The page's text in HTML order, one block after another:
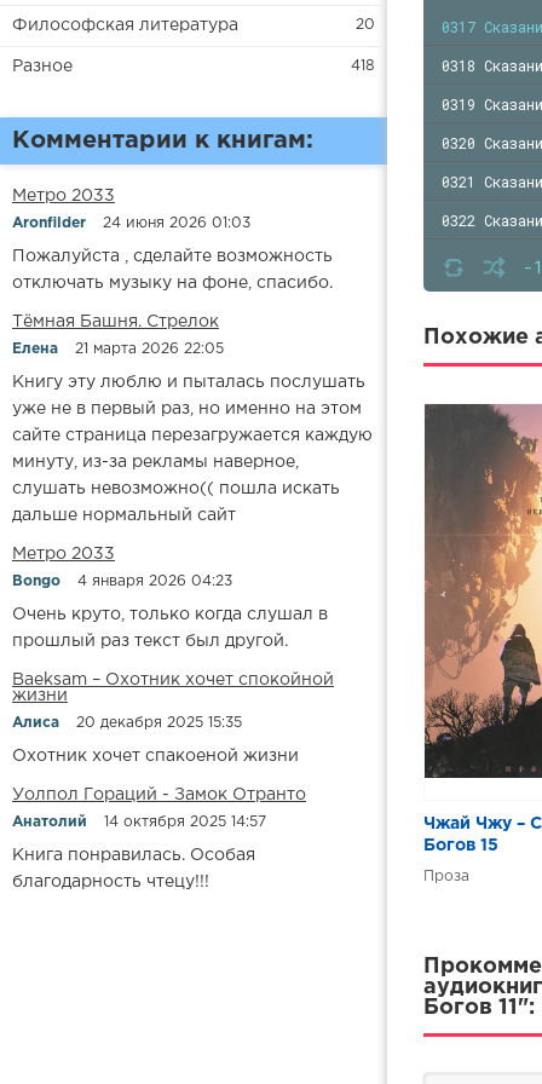
Философская литература 20
Разное 418
Комментарии к книгам:
Метро 2033
Aronfilder 24 июня 2026 01:03
Пожалуйста , сделайте возможность
отключать музыку на фоне, спасибо.
​​Тёмная Башня. Стрелок
Елена 21 марта 2026 22:05
Книгу эту люблю и пыталась послушать
уже не в первый раз, но именно на этом
сайте страница перезагружается каждую
минуту, из-за рекламы наверное,
слушать невозможно(( пошла искать
дальше нормальный сайт
Метро 2033
Bongo 4 января 2026 04:23
Очень круто, только когда слушал в
прошлый раз текст был другой.
Baeksam – Охотник хочет спокойной
жизни
Алиса 20 декабря 2025 15:35
Охотник хочет спакоеной жизни
Уолпол Гораций - Замок Отранто
Анатолий 14 октября 2025 14:57
Книга понравилась. Особая
благодарность чтецу!!!
-
0317
0318
0319
0320
0321
0322
0323
0324
0325
0327
0328
0329
0330
0331
0332
0333
0334
0335
0336
0338
0339
0342
0343
Похожие
Чжай Чжу –
Богов 15
Проза
Богов 11":